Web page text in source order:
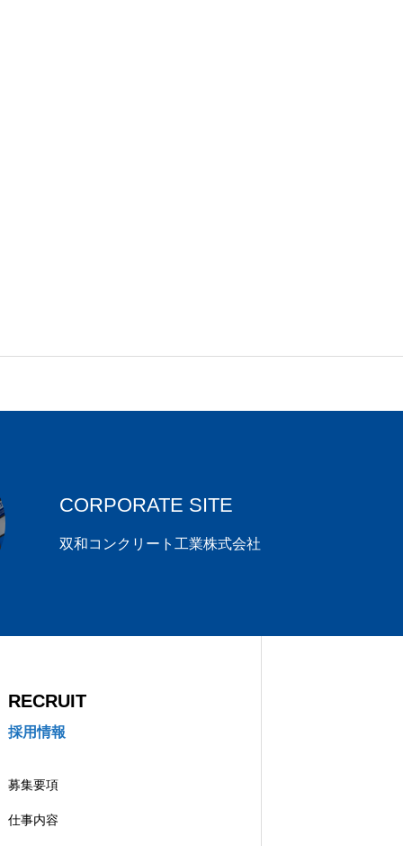
CORPORATE SITE
双和コンクリート工業株式会社
RECRUIT
採用情報
募集要項
仕事内容